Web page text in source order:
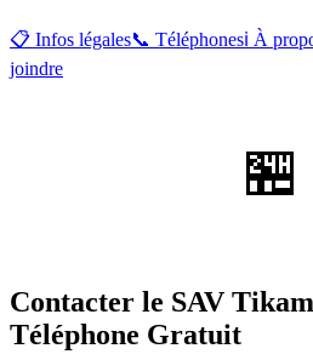
📋 Infos légales📞 Téléphonesℹ️ À
joindre
🏪
Contacter le SAV
Téléphone Gratuit